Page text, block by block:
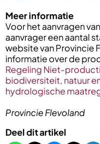
Meer informatie
Voor het aanvragen
aanvrager een aantal
website van Provincie
informatie over de
Regeling Niet-
biodiversiteit, natuur
hydrologische
Provincie Flevoland
Deel dit artikel